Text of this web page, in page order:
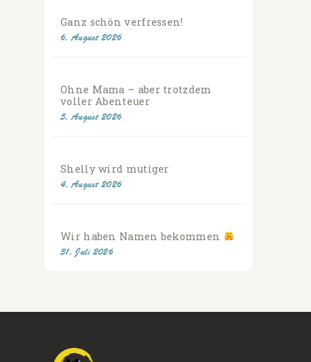
Ganz schön verfressen!
6. August 2026
Ohne Mama – aber trotzdem
voller Abenteuer
5. August 2026
Shelly wird mutiger
4. August 2026
Wir haben Namen bekommen
31. Juli 2026